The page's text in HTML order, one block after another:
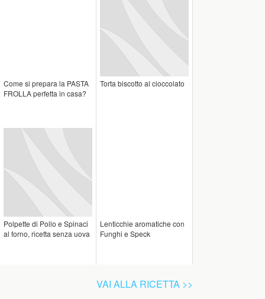
Come si prepara la PASTA
FROLLA perfetta in casa?
Torta biscotto al cioccolato
Polpette di Pollo e Spinaci
al forno, ricetta senza uova
Lenticchie aromatiche con
Funghi e Speck
VAI ALLA RICETTA >>